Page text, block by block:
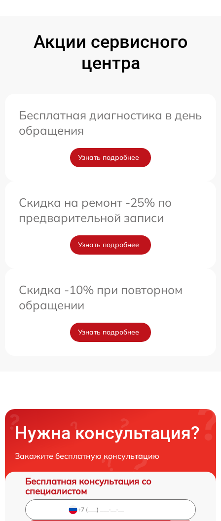
Акции сервисного
центра
Бесплатная диагностика в день
обращения
Узнать подробнее
Скидка на ремонт -25% по
предварительной записи
Узнать подробнее
Скидка -10% при повторном
обращении
Узнать подробнее
Нужна консультация?
Закажите бесплатную консультацию
Бесплатная консультация со
специалистом